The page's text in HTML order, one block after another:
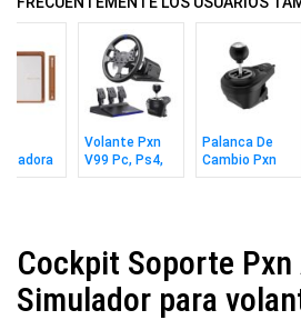
Volante Pxn
V99 Pc, Ps4,
Xbox One,
Palanca De
Cambio Pxn
A7 6+1
Cockpit Soporte Pxn
Simulador para